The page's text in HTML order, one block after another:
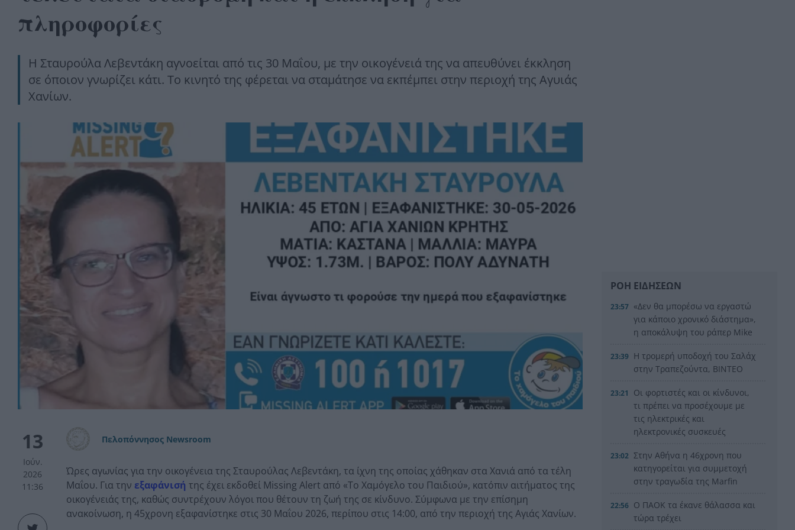
πληροφορίες
Η Σταυρούλα Λεβεντάκη αγνοείται από τις 30 Μαΐου, με την οικογένειά της να απευθύνει έκκληση
σε όποιον γνωρίζει κάτι. Το κινητό της φέρεται να σταμάτησε να εκπέμπει στην περιοχή της Αγυιάς
Χανίων.
13
Ιούν.
2026
11:36
Πελοπόννησος Newsroom
Ώρες αγωνίας για την οικογένεια της Σταυρούλας Λεβεντάκη, τα ίχνη της οποίας χάθηκαν στα Χανιά από τα τέλη
Μαΐου. Για την εξαφάνισή της έχει εκδοθεί Missing Alert από «Το Χαμόγελο του Παιδιού», κατόπιν αιτήματος της
οικογένειάς της, καθώς συντρέχουν λόγοι που θέτουν τη ζωή της σε κίνδυνο. Σύμφωνα με την επίσημη
ανακοίνωση, η 45χρονη εξαφανίστηκε στις 30 Μαΐου 2026, περίπου στις 14:00, από την περιοχή της Αγιάς Χανίων.
ΡΟΗ ΕΙΔΗΣΕΩΝ
23:57 «Δεν θα μπορέσω να εργαστώ
για κάποιο χρονικό διάστημα»,
η αποκάλυψη του ράπερ Mike
23:39 Η τρομερή υποδοχή του Σαλάχ
στην Τραπεζούντα, ΒΙΝΤΕΟ
23:21
Οι φορτιστές και οι κίνδυνοι,
τι πρέπει να προσέχουμε με
τις ηλεκτρικές και
ηλεκτρονικές συσκευές
23:02 Στην Αθήνα η 46χρονη που
κατηγορείται για συμμετοχή
στην τραγωδία της Marfin
22:56 Ο ΠΑΟΚ τα έκανε θάλασσα και
τώρα τρέχει